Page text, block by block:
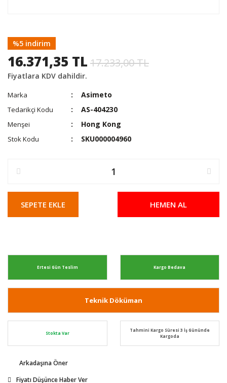
%5 indirim
16.371,35 TL 17.233,00 TL
Fiyatlara KDV dahildir.
Marka Asimeto
Tedarikçi Kodu AS-404230
Menşei Hong Kong
Stok Kodu SKU000004960
SEPETE EKLE HEMEN AL
Ertesi Gün Teslim Kargo Bedava
Teknik Döküman
Stokta Var
Tahmini Kargo Süresi 3 İş Gününde
Kargoda
Arkadaşına Öner
Fiyatı Düşünce Haber Ver